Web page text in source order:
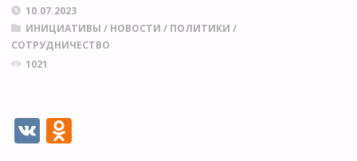
10.07.2023
ИНИЦИАТИВЫ / НОВОСТИ / ПОЛИТИКИ /
СОТРУДНИЧЕСТВО
1021
V O